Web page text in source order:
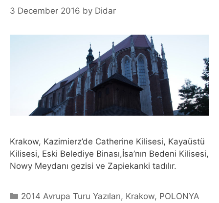
3 December 2016 by Didar
Krakow, Kazimierz’de Catherine Kilisesi, Kayaüstü
Kilisesi, Eski Belediye Binası,İsa’nın Bedeni Kilisesi,
Nowy Meydanı gezisi ve Zapiekanki tadılır.
Categories
2014 Avrupa Turu Yazıları, Krakow, POLONYA